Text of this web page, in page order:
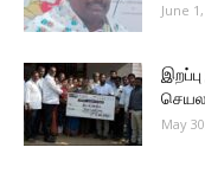
June
May